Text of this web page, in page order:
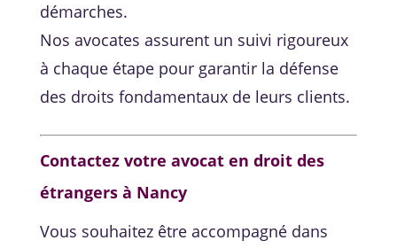
démarches.
Nos avocates assurent un suivi rigoureux
à chaque étape pour garantir la défense
des droits fondamentaux de leurs clients.
Contactez votre avocat en droit des
étrangers à Nancy
Vous souhaitez être accompagné dans